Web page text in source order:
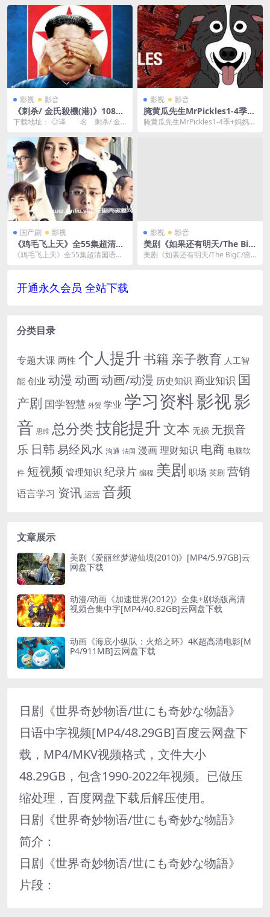
影视 影音
《刺杀/ 金氏殺機(港)》1080P
种子网盘下载
下载地址： ◎译 名 刺杀/ 金
...
影视 影音
腌黄瓜先生MrPickles1-4季
+妈妈叫我警长 第1季英音中文
腌黄瓜先生MrPickles1-4季+妈妈叫
国产剧 影视
《鸡毛飞上天》全55集超清国
语中字合集[MP4/93.67GB]云
《鸡毛飞上天》全55集超清国语中
影视 影音
美剧《如果还有明天/The Big
C/癌莫能助》全1-4季高清电
影视频合集英音中字[MP4/14.
美剧《如果还有明天/The BigC/癌
开通永久会员 全站下载
分类目录
专题大课 两性 个人提升书籍 亲子教育 人工智
能 创业 动漫 动画动画/动漫 历史知识 商业知识 国
产剧 国学智慧 外贸 学业 学习资料影视影
音 思维 总分类技能提升文本 无损 无损音
乐 日韩易经风水 沟通 法国 漫画理财知识 电商 电脑软
件 短视频 管理知识 纪录片 编程 美剧 职场 英剧 营销
语言学习 资讯 运营 音频
文章展示
美剧《爱丽丝梦游仙境(2010)》[MP4/5.97GB]云
网盘下载
动漫/动画《加速世界(2012)》全集+剧场版高清
视频合集中字[MP4/40.82GB]云网盘下载
动画《海底小纵队：火焰之环》4K超高清电影[M
P4/911MB]云网盘下载
日剧《世界奇妙物语/世にも奇妙な物語》
日语中字视频[MP4/48.29GB]百度云网盘下
载，MP4/MKV视频格式，文件大小
48.29GB，包含1990-2022年视频。已做压
缩处理，百度网盘下载后解压使用。
日剧《世界奇妙物语/世にも奇妙な物語》
简介：
日剧《世界奇妙物语/世にも奇妙な物語》
片段：